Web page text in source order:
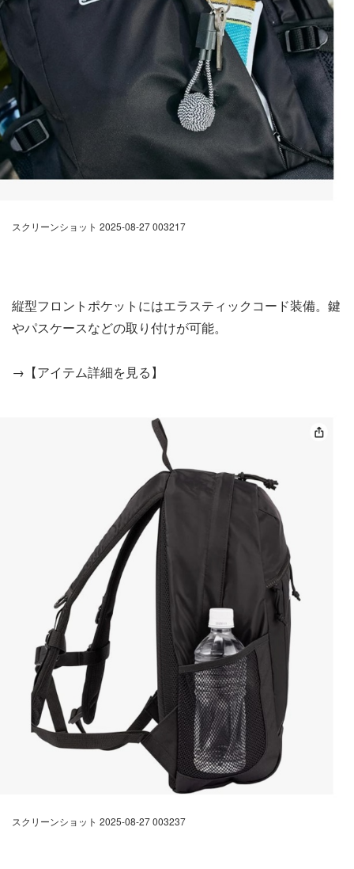
スクリーンショット 2025-08-27 003217
縦型フロントポケットにはエラスティックコード装備。鍵
やパスケースなどの取り付けが可能。
→【アイテム詳細を見る】
スクリーンショット 2025-08-27 003237